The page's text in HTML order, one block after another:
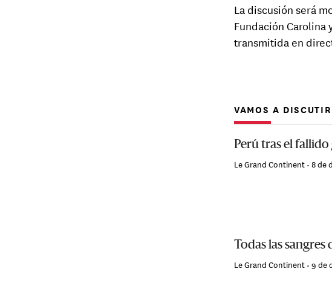
La discusión será
Fundación Carolina
transmitida en
VAMOS A
Perú tras el
Le Grand Continent •8 de
Todas las sangres
Le Grand Continent •9 de